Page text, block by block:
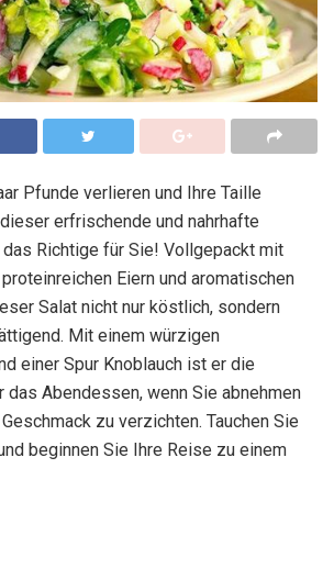
Pfunde verlieren und Ihre Taille
erfrischende und nahrhafte
das Richtige für Sie! Vollgepackt mit
Eiern und aromatischen
Salat nicht nur köstlich, sondern
Mit einem würzigen
einer Spur Knoblauch ist er die
Abendessen, wenn Sie abnehmen
zu verzichten. Tauchen Sie
beginnen Sie Ihre Reise zu einem